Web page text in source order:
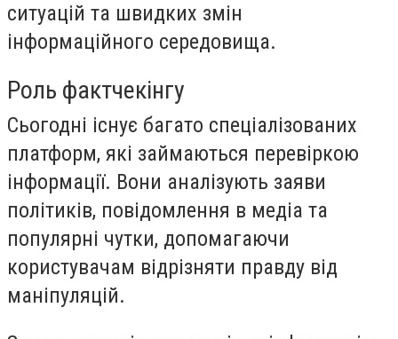
ситуацій та швидких змін
інформаційного середовища.
Роль фактчекінгу
Сьогодні існує багато спеціалізованих
платформ, які займаються перевіркою
інформації. Вони аналізують заяви
політиків, повідомлення в медіа та
популярні чутки, допомагаючи
користувачам відрізняти правду від
маніпуляцій.